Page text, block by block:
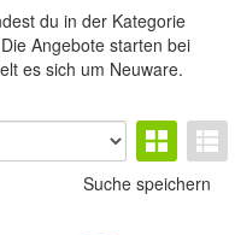
du in der Kategorie
Angebote starten bei
es sich um Neuware.
Suche speichern